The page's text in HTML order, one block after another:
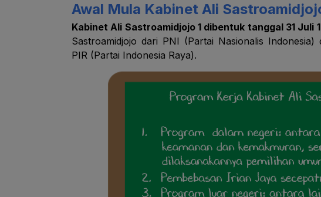
Awal Mula Kabinet Ali
Kabinet Ali Sastroamidjojo 1 dibentuk tanggal 31 Juli
Sastroamidjojo dari PNI (Partai Nasionalis
PIR (Partai Indonesia Raya).